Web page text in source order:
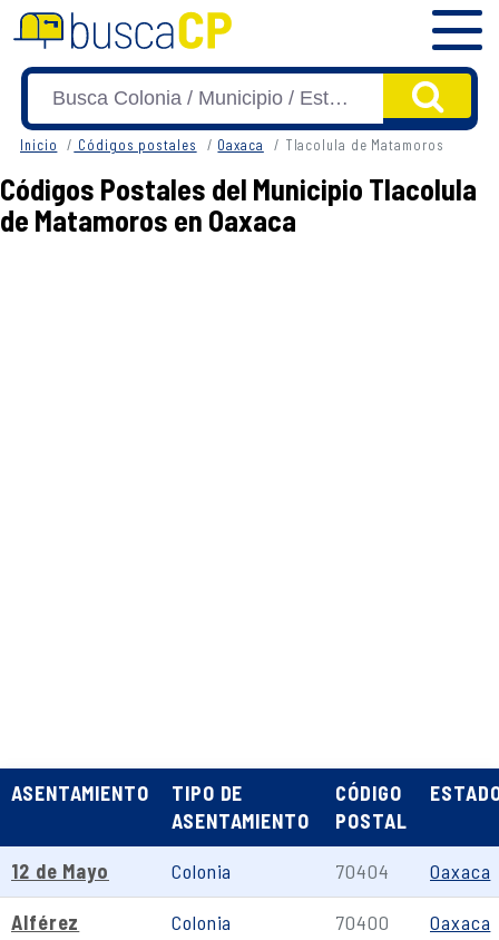
Inicio Códigos postales Oaxaca Tlacolula de Matamoros
Códigos Postales del Municipio Tlacolula
de Matamoros en Oaxaca
ASENTAMIENTO
TIPO DE
ASENTAMIENTO
CÓDIGO
POSTAL
12 de Mayo Colonia 70404 Oaxaca
Alférez Colonia 70400 Oaxaca